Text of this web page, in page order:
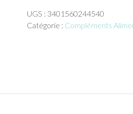
Therascience
60
UGS : 3401560244540
Catégorie : Compléments